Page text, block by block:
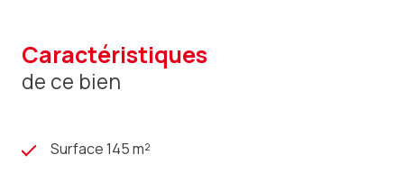
caractéristiques
de ce bien
Surface 145 m²